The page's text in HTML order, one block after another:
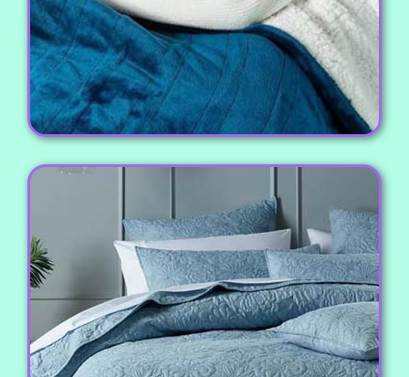
مشاهده محصول
انواع روتختی
روتختی های کودک، نوجوان و بزرگسالان تک و دو نفره،
با طرح های بسیار متنوع و جنس های مختلف کتان،
پلی استر، ژاکارد و سه بعدی.